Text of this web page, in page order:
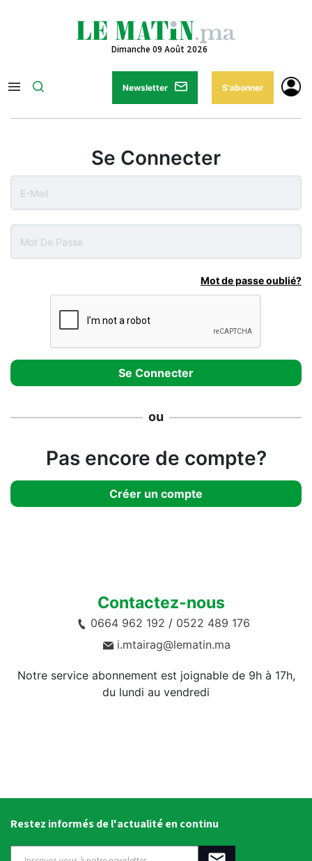
Dimanche 09 Août 2026
Newsletter S'abonner
Se Connecter
Mot de passe oublié?
ou
Pas encore de compte?
Créer un compte
Contactez-nous
0664 962 192 / 0522 489 176
i.mtairag@lematin.ma
Notre service abonnement est joignable de 9h à 17h,
du lundi au vendredi
Restez informés de l'actualité en continu